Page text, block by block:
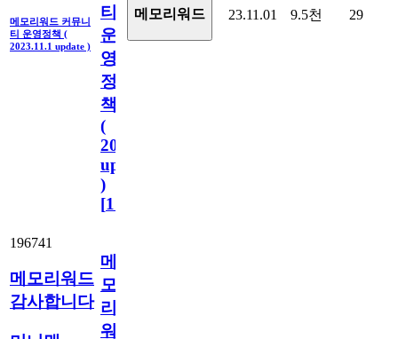
메모리워드 커뮤니
티 운영정책 (
2023.11.1 update )
티
운
영
정
책
(
2023.11.1
update
)
[110
메모리워드 23.11.01 9.5천 29
196741
메모리워드
감사합니다
메
모
리
워